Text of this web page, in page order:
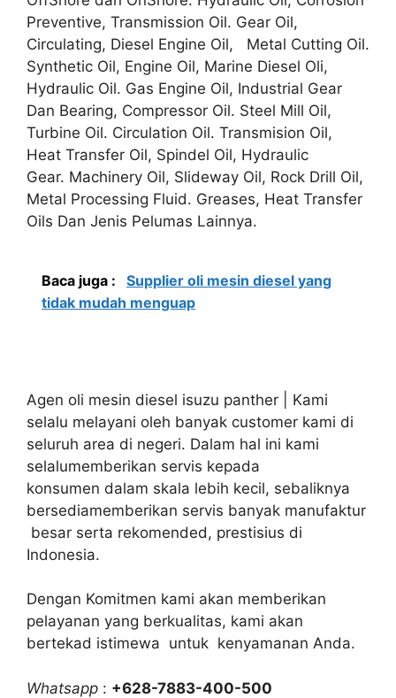
Preventive, Transmission Oil. Gear Oil,
Circulating, Diesel Engine Oil, Metal Cutting Oil.
Synthetic Oil, Engine Oil, Marine Diesel Oli,
Hydraulic Oil. Gas Engine Oil, Industrial Gear
Dan Bearing, Compressor Oil. Steel Mill Oil,
Turbine Oil. Circulation Oil. Transmision Oil,
Heat Transfer Oil, Spindel Oil, Hydraulic
Gear. Machinery Oil, Slideway Oil, Rock Drill Oil,
Metal Processing Fluid. Greases, Heat Transfer
Oils Dan Jenis Pelumas Lainnya.
Baca juga :
Supplier oli mesin diesel yang
tidak mudah menguap
Agen oli mesin diesel isuzu panther | Kami
selalu melayani oleh banyak customer kami di
seluruh area di negeri. Dalam hal ini kami
selalumemberikan servis kepada
konsumen dalam skala lebih kecil, sebaliknya
bersediamemberikan servis banyak manufaktur
besar serta rekomended, prestisius di
Indonesia.
Dengan Komitmen kami akan memberikan
pelayanan yang berkualitas, kami akan
bertekad istimewa untuk kenyamanan Anda.
Whatsapp : +628-7883-400-500